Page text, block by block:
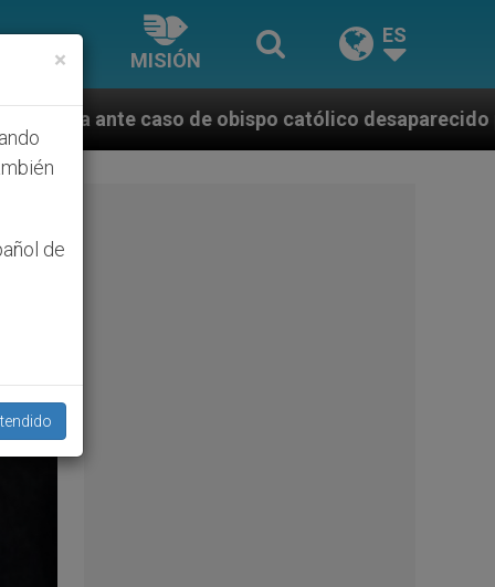
MISIÓN
ES
católico desaparecido por la dictadura
×
de